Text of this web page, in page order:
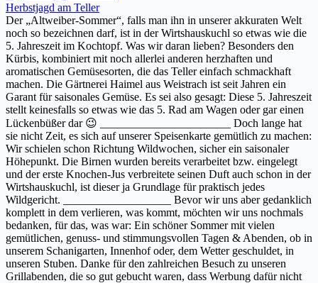
Herbstjagd am Teller
Der „Altweiber-Sommer“, falls man ihn in unserer akkuraten Welt
noch so bezeichnen darf, ist in der Wirtshauskuchl so etwas wie die
5. Jahreszeit im Kochtopf. Was wir daran lieben? Besonders den
Kürbis, kombiniert mit noch allerlei anderen herzhaften und
aromatischen Gemüsesorten, die das Teller einfach schmackhaft
machen. Die Gärtnerei Haimel aus Weistrach ist seit Jahren ein
Garant für saisonales Gemüse. Es sei also gesagt: Diese 5. Jahreszeit
stellt keinesfalls so etwas wie das 5. Rad am Wagen oder gar einen
Lückenbüßer dar 😉 _______________________ Doch lange hat
sie nicht Zeit, es sich auf unserer Speisenkarte gemütlich zu machen:
Wir schielen schon Richtung Wildwochen, sicher ein saisonaler
Höhepunkt. Die Birnen wurden bereits verarbeitet bzw. eingelegt
und der erste Knochen-Jus verbreitete seinen Duft auch schon in der
Wirtshauskuchl, ist dieser ja Grundlage für praktisch jedes
Wildgericht. ___________________ Bevor wir uns aber gedanklich
komplett in dem verlieren, was kommt, möchten wir uns nochmals
bedanken, für das, was war: Ein schöner Sommer mit vielen
gemütlichen, genuss- und stimmungsvollen Tagen & Abenden, ob in
unserem Schanigarten, Innenhof oder, dem Wetter geschuldet, in
unseren Stuben. Danke für den zahlreichen Besuch zu unseren
Grillabenden, die so gut gebucht waren, dass Werbung dafür nicht